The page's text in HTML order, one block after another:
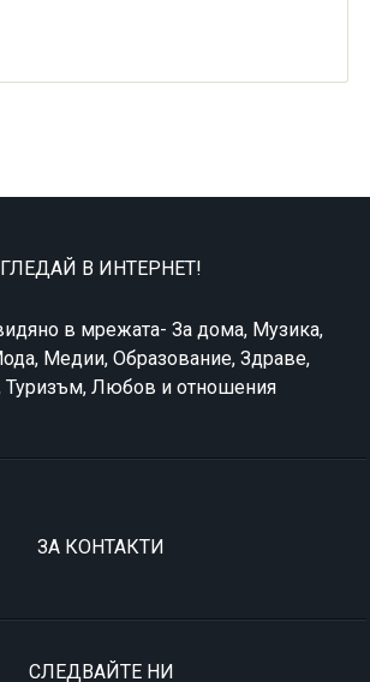
ГЛЕДАЙ В ИНТЕРНЕТ!
в мрежата- За дома, Музика,
Медии, Образование, Здраве,
Туризъм, Любов и отношения
ЗА КОНТАКТИ
СЛЕДВАЙТЕ НИ